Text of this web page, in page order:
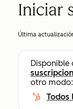
Iniciar
Última
Disponible
otro modo:
Todos